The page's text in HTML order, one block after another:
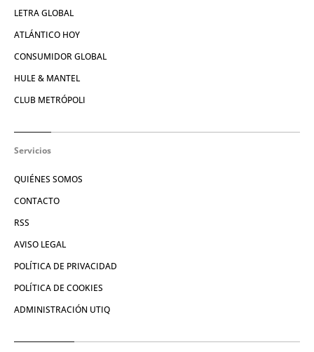
LETRA GLOBAL
ATLÁNTICO HOY
CONSUMIDOR GLOBAL
HULE & MANTEL
CLUB METRÓPOLI
Servicios
QUIÉNES SOMOS
CONTACTO
RSS
AVISO LEGAL
POLÍTICA DE PRIVACIDAD
POLÍTICA DE COOKIES
ADMINISTRACIÓN UTIQ